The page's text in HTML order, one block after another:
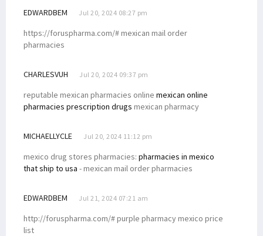
EDWARDBEM Jul 20, 2024 08:27 pm
https://foruspharma.com/# mexican mail order
pharmacies
CHARLESVUH Jul 20, 2024 09:37 pm
reputable mexican pharmacies online mexican online
pharmacies prescription drugs mexican pharmacy
MICHAELLYCLE Jul 20, 2024 11:12 pm
mexico drug stores pharmacies: pharmacies in mexico
that ship to usa - mexican mail order pharmacies
EDWARDBEM Jul 21, 2024 07:21 am
http://foruspharma.com/# purple pharmacy mexico price
list